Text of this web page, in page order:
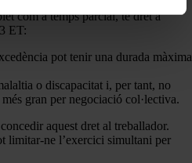
com a temps parcial, té dret a
ET:
pot tenir una durada màxima
o discapacitat i, per tant, no
gran per negociació col·lectiva.
aquest dret al treballador.
limitar-ne l’exercici simultani per